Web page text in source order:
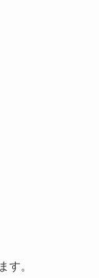
す。